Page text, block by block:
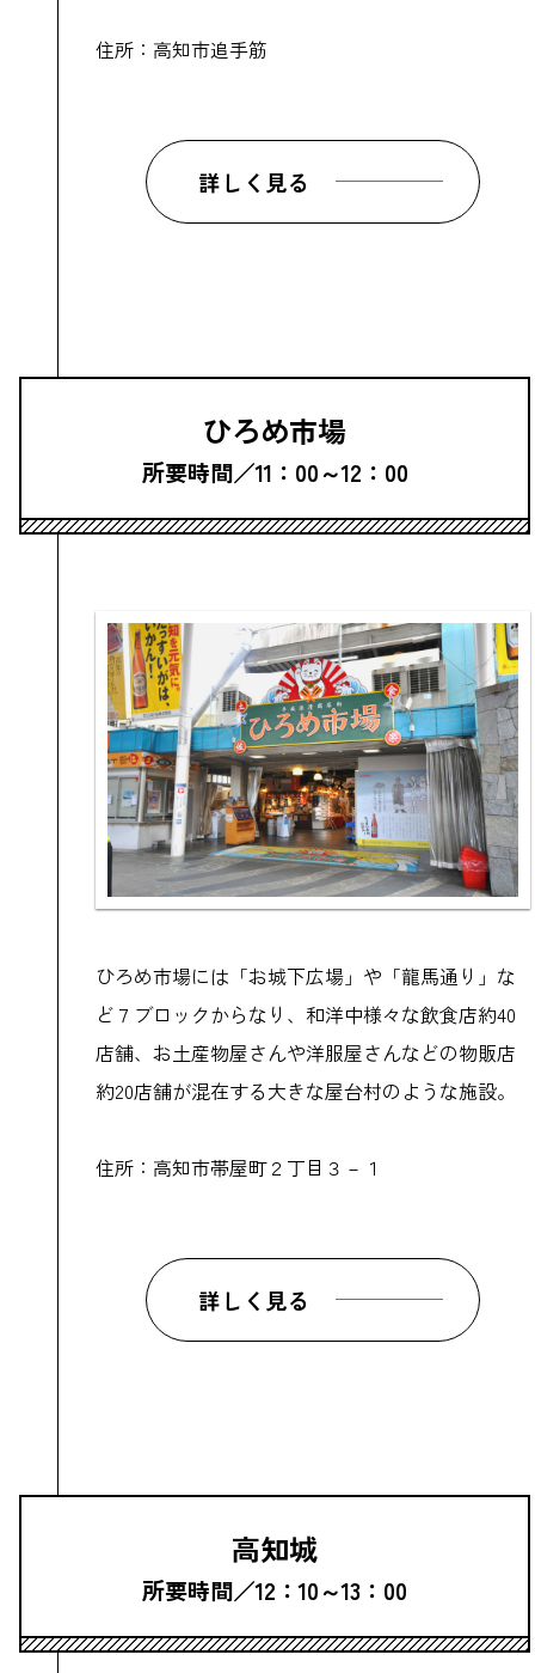
住所：高知市追手筋
詳しく見る
ひろめ市場
所要時間／11：00～12：00
ひろめ市場には「お城下広場」や「龍馬通り」な
ど７ブロックからなり、和洋中様々な飲食店約40
店舗、お土産物屋さんや洋服屋さんなどの物販店
約20店舗が混在する大きな屋台村のような施設。
住所：高知市帯屋町２丁目３－１
詳しく見る
高知城
所要時間／12：10～13：00